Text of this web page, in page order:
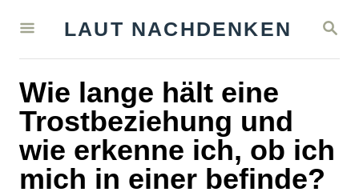
S
A
LAUT NACHDENKEN
Wie lange hält eine
Trostbeziehung und
wie erkenne ich, ob ich
mich in einer befinde?